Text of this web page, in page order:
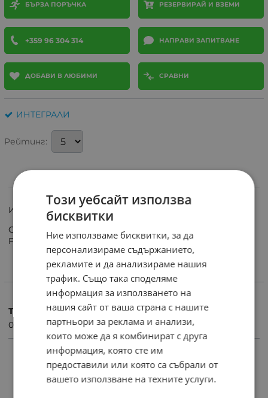
БЪРЗА ПОРЪЧКА РЕЗЕРВИРАЙ И ВЗЕМИ
+359 96 304 314 НАПРАВИ ЗАПИТВАНЕ
ДОБАВИ В ЛЮБИМИ СРАВНИ
ИНТЕГРАЛИ
Рейтинг:
Интегрална схема FSD200 7PIN DIP-8/7
Green mode (FPS).700V/0.5A-sense FET pwrswitch 4-7W
Fosc=134kHz Rds=40om
ХАРАКТЕРИСТИКИ
Тегло (кг.)
0.01
ПРОДУКТИ С ПОДОБНИ ХАРАКТЕРИСТИКИ
Този уебсайт използва
бисквитки
Ние използваме бисквитки, за да
персонализираме съдържанието,
рекламите и да анализираме нашия
трафик. Също така споделяме
информация за използването на
нашия сайт от ваша страна с нашите
партньори за реклама и анализи,
които може да я комбинират с друга
информация, която сте им
предоставили или която са събрали от
вашето използване на техните услуги.